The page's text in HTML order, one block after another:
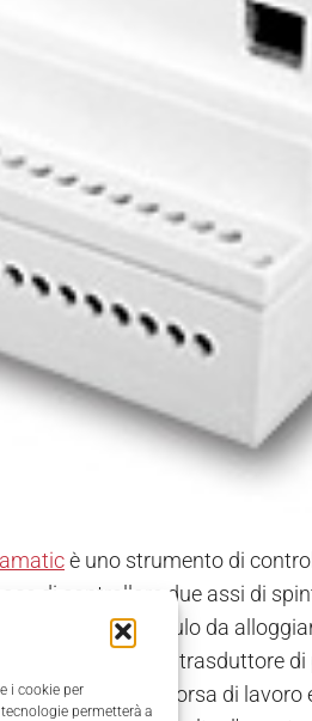
i cookie per
permetterà a
è uno strumento di
di controllare due assi di
in forma di modulo da
ad un trasduttore
della corsa di